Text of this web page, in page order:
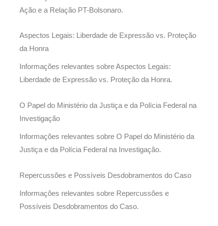
Ação e a Relação PT-Bolsonaro.
Aspectos Legais: Liberdade de Expressão vs. Proteção
da Honra
Informações relevantes sobre Aspectos Legais:
Liberdade de Expressão vs. Proteção da Honra.
O Papel do Ministério da Justiça e da Polícia Federal na
Investigação
Informações relevantes sobre O Papel do Ministério da
Justiça e da Polícia Federal na Investigação.
Repercussões e Possíveis Desdobramentos do Caso
Informações relevantes sobre Repercussões e
Possíveis Desdobramentos do Caso.